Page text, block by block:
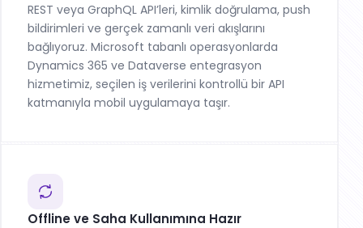
REST veya GraphQL API’leri, kimlik doğrulama, push
bildirimleri ve gerçek zamanlı veri akışlarını
bağlıyoruz. Microsoft tabanlı operasyonlarda
Dynamics 365 ve Dataverse entegrasyon
hizmetimiz, seçilen iş verilerini kontrollü bir API
katmanıyla mobil uygulamaya taşır.
Offline ve Saha Kullanımına Hazır